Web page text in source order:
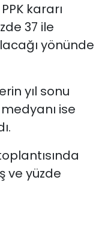
kararı
37 ile
yönünde
yıl sonu
ise
ve yüzde